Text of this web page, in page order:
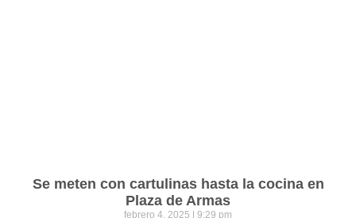
Se meten con cartulinas hasta la cocina en
Plaza de Armas
febrero 4, 2025 9:29 pm